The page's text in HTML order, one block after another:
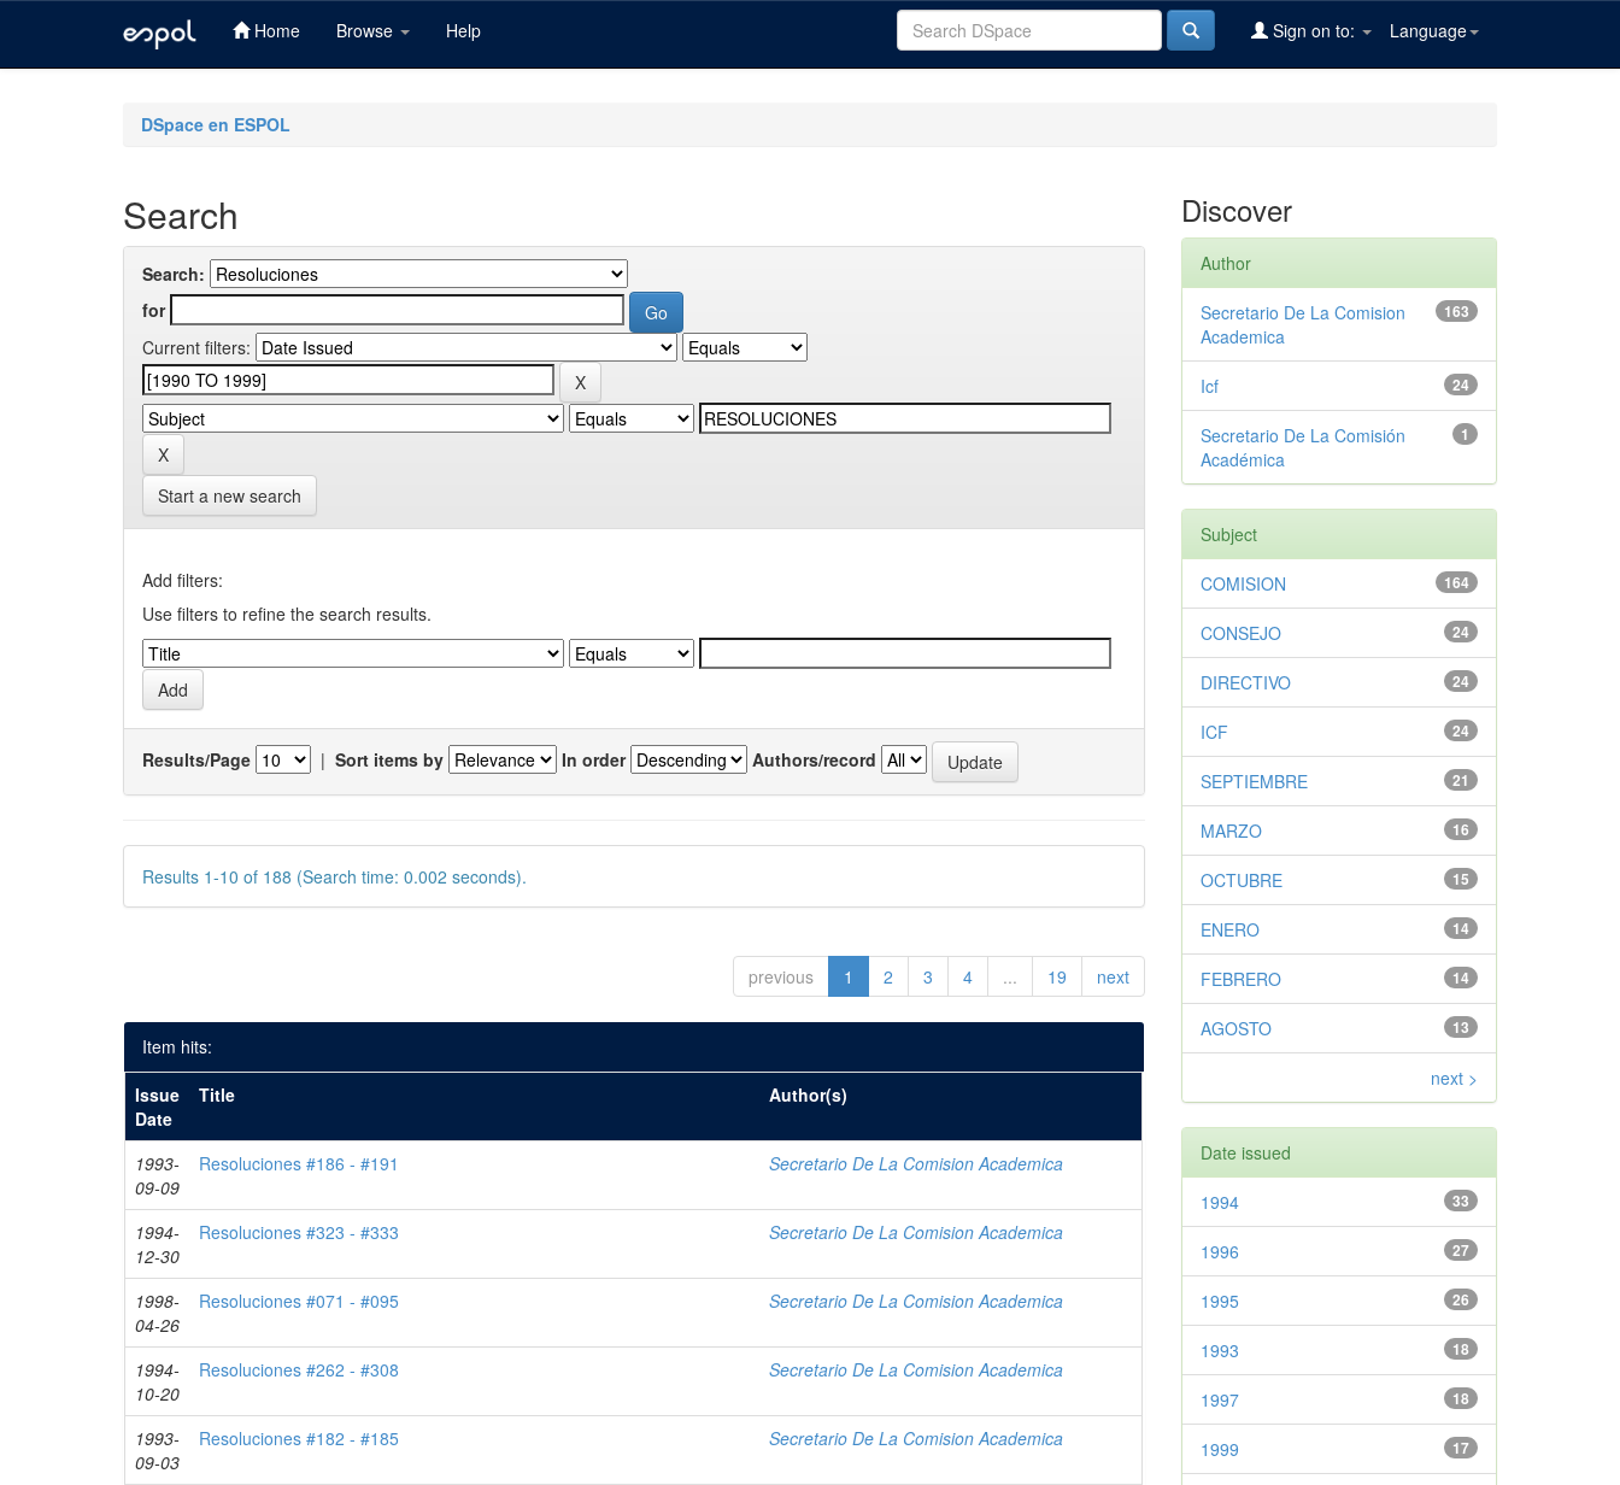
Home Browse Help Language
Sign on to:
DSpace en ESPOL
Search
Search:
for
Current filters:
Start a new search
Add filters:
Use filters to refine the search results.
Results/Page | Sort items by In order Authors/record
Results 1-10 of 188 (Search time: 0.002 seconds).
previous 1 2 3 4 ... 19 next
Item hits:
Issue
Date
Title Author(s)
1993-
09-09
Resoluciones #186 - #191 Secretario De La Comision Academica
1994-
12-30
Resoluciones #323 - #333 Secretario De La Comision Academica
1998-
04-26
Resoluciones #071 - #095 Secretario De La Comision Academica
1994-
10-20
Resoluciones #262 - #308 Secretario De La Comision Academica
1993-
09-03
Resoluciones #182 - #185 Secretario De La Comision Academica
Discover
Author
163
Secretario De La Comision
Academica
24
Icf
1
Secretario De La Comisión
Académica
Subject
164
COMISION
24
CONSEJO
24
DIRECTIVO
24
ICF
21
SEPTIEMBRE
16
MARZO
15
OCTUBRE
14
ENERO
14
FEBRERO
13
AGOSTO
next >
Date issued
33
1994
27
1996
26
1995
18
1993
18
1997
17
1999